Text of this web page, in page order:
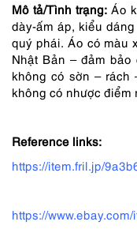
Mô tả/Tình trạng: Áo
dày-ấm áp, kiểu
quý phái. Áo có màu
Nhật Bản – đảm
không có sờn – rách
không có nhược điểm
Reference links:
https://item.fril.jp/
https://